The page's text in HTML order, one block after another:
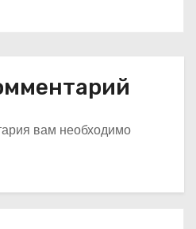
вам необходимо